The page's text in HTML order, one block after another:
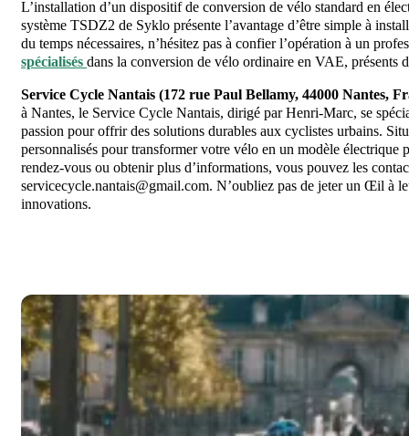
L’installation d’un dispositif de conversion de vélo standard en
système TSDZ2 de Syklo présente l’avantage d’être simple à
du temps nécessaires, n’hésitez pas à confier l’opération à un
spécialisés dans la conversion de vélo ordinaire en VAE, présents
Service Cycle Nantais (172 rue Paul Bellamy, 44000 Nantes,
à Nantes, le Service Cycle Nantais, dirigé par Henri-Marc, se
passion pour offrir des solutions durables aux cyclistes urbains.
personnalisés pour transformer votre vélo en un modèle électrique
rendez-vous ou obtenir plus d’informations, vous pouvez les
servicecycle.nantais@gmail.com. N’oubliez pas de jeter un Œil à
innovations.